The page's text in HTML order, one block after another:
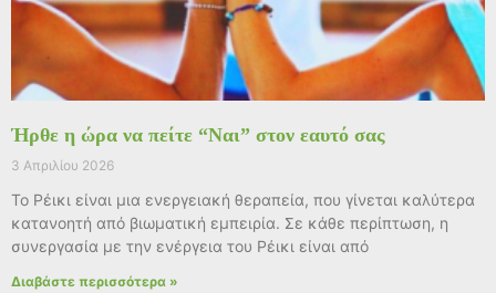
Ήρθε η ώρα να πείτε “Ναι” στον εαυτό σας
3 Απριλίου 2026
Το Ρέικι είναι μια ενεργειακή θεραπεία, που γίνεται καλύτερα
κατανοητή από βιωματική εμπειρία. Σε κάθε περίπτωση, η
συνεργασία με την ενέργεια του Ρέικι είναι από
Διαβάστε περισσότερα »